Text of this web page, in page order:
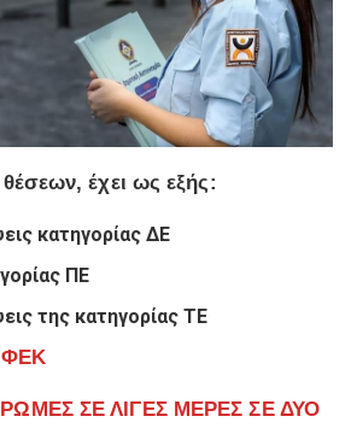
έχει ως εξής:
κατηγορίας ΔΕ
ΠΕ
της κατηγορίας ΤΕ
ΦΕΚ
ΣΕ ΛΙΓΕΣ ΜΕΡΕΣ ΣΕ ΔΥΟ